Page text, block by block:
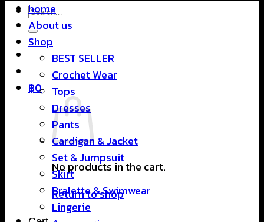
Search
for:
฿0
No products in the cart.
Return to shop
home
About us
Shop
BEST SELLER
Crochet Wear
Tops
Dresses
Pants
Cardigan & Jacket
Set & Jumpsuit
Skirt
Bralette & Swimwear
Lingerie